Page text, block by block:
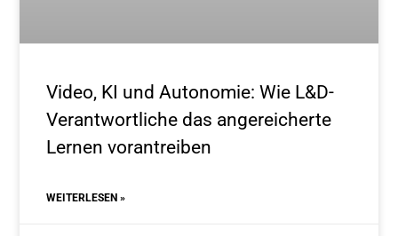
Video, KI und Autonomie: Wie L&D-
Verantwortliche das angereicherte
Lernen vorantreiben
WEITERLESEN »